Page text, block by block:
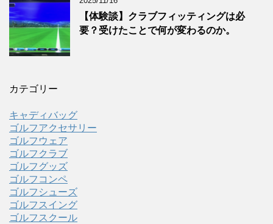
【体験談】クラブフィッティングは必
要？受けたことで何が変わるのか。
カテゴリー
キャディバッグ
ゴルフアクセサリー
ゴルフウェア
ゴルフクラブ
ゴルフグッズ
ゴルフコンペ
ゴルフシューズ
ゴルフスイング
ゴルフスクール